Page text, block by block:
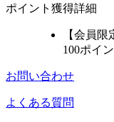
ポイント獲得詳細
【会員限
100ポイ
お問い合わせ
よくある質問